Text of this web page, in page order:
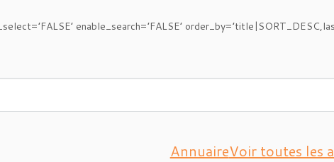
enable_search=’FALSE’
AnnuaireVoir toutes les